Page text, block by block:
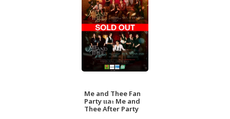
Me and Thee Fan
Party และ Me and
Thee After Party